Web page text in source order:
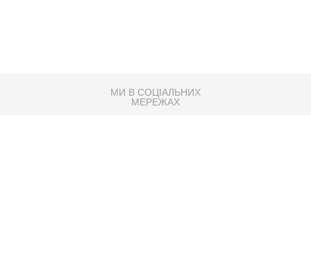
МИ В СОЦІАЛЬНИХ
МЕРЕЖАХ